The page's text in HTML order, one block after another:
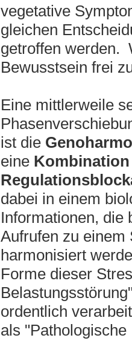
vegetative
gleichen
getroffen werden.
Bewusstsein frei
Eine mittlerweile
ist die
eine
dabei in einem
Informationen, die
Aufrufen zu einem
harmonisiert
Forme dieser
ordentlich
als "Pathologische